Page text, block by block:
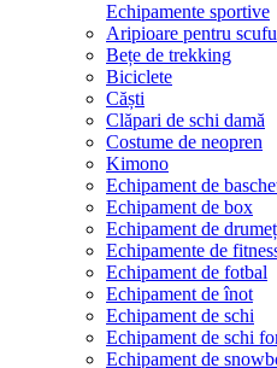
Echipamente sportive
Aripioare pentru
Bețe de trekking
Biciclete
Căști
Clăpari de schi damă
Costume de neopren
Kimono
Echipament de
Echipament de box
Echipament de
Echipamente de
Echipament de fotbal
Echipament de înot
Echipament de schi
Echipament de schi
Echipament de